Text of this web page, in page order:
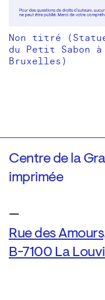
Non titré
du Petit Sabon à
Bruxelles)
Centre de la
imprimée
—
Rue des
B-7100 La